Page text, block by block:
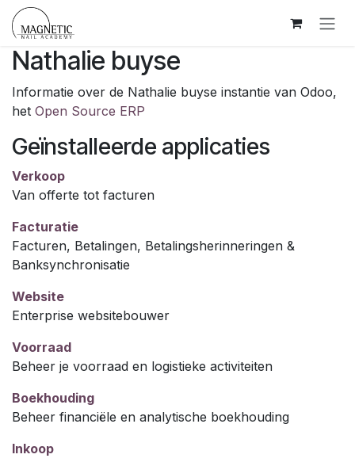
Overslaan naar inhoud
Nathalie buyse
Informatie over de Nathalie buyse instantie van Odoo,
het Open Source ERP
Geïnstalleerde applicaties
Verkoop
Van offerte tot facturen
Facturatie
Facturen, Betalingen, Betalingsherinneringen &
Banksynchronisatie
Website
Enterprise websitebouwer
Voorraad
Beheer je voorraad en logistieke activiteiten
Boekhouding
Beheer financiële en analytische boekhouding
Inkoop